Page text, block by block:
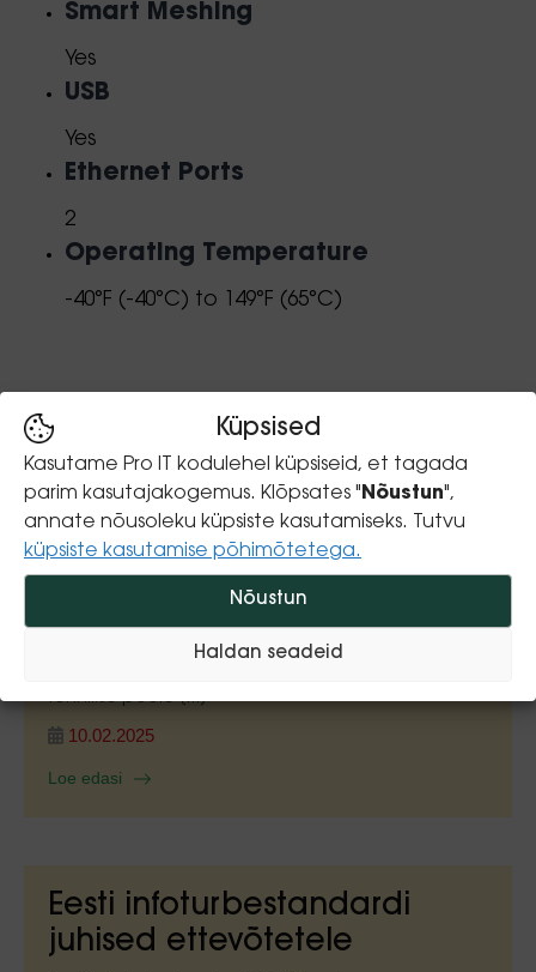
Küpsised
Kasutame Pro IT kodulehel küpsiseid, et tagada
parim kasutajakogemus. Klõpsates " Nõustun",
annate nõusoleku küpsiste kasutamiseks. Tutvu
küpsiste kasutamise põhimõtetega.
Nõustun
Haldan seadeid
Smart Meshing
Yes
USB
Yes
Ethernet Ports
2
Operating Temperature
-40°F (-40°C) to 149°F (65°C)
Loe veel:
Internetiteenus
konverentsidele kindlale
ühendusele
Professionaalne internetiühendus konverentsidele
Tänapäeva konverentsid nõuavad
usaldusväärset ja turvalist internetiühendust. Kui
tehnilise poole [...]
10.02.2025
Loe edasi
Eesti infoturbestandardi
juhised ettevõtetele